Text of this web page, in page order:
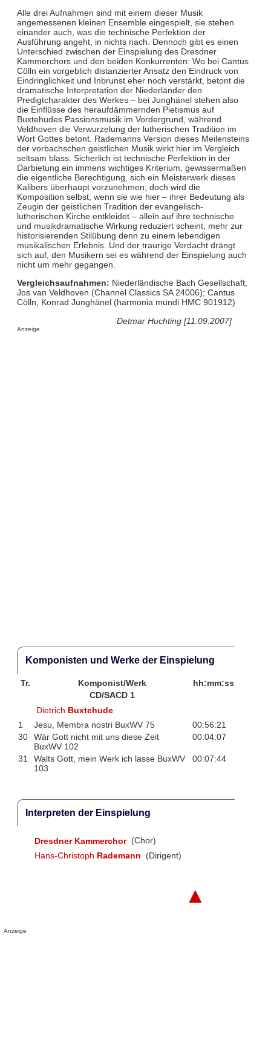
Alle drei Aufnahmen sind mit einem dieser Musik
angemessenen kleinen Ensemble eingespielt, sie stehen
einander auch, was die technische Perfektion der
Ausführung angeht, in nichts nach. Dennoch gibt es einen
Unterschied zwischen der Einspielung des Dresdner
Kammerchors und den beiden Konkurrenten: Wo bei Cantus
Cölln ein vorgeblich distanzierter Ansatz den Eindruck von
Eindringlichkeit und Inbrunst eher noch verstärkt, betont die
dramatische Interpretation der Niederländer den
Predigtcharakter des Werkes – bei Junghänel stehen also
die Einflüsse des heraufdämmernden Pietismus auf
Buxtehudes Passionsmusik im Vordergrund, während
Veldhoven die Verwurzelung der lutherischen Tradition im
Wort Gottes betont. Rademanns Version dieses Meilensteins
der vorbachschen geistlichen Musik wirkt hier im Vergleich
seltsam blass. Sicherlich ist technische Perfektion in der
Darbietung ein immens wichtiges Kriterium, gewissermaßen
die eigentliche Berechtigung, sich ein Meisterwerk dieses
Kalibers überhaupt vorzunehmen; doch wird die
Komposition selbst, wenn sie wie hier – ihrer Bedeutung als
Zeugin der geistlichen Tradition der evangelisch-
lutherischen Kirche entkleidet – allein auf ihre technische
und musikdramatische Wirkung reduziert scheint, mehr zur
historisierenden Stilübung denn zu einem lebendigen
musikalischen Erlebnis. Und der traurige Verdacht drängt
sich auf, den Musikern sei es während der Einspielung auch
nicht um mehr gegangen.
Vergleichsaufnahmen: Niederländische Bach Gesellschaft,
Jos van Veldhoven (Channel Classics SA 24006); Cantus
Cölln, Konrad Junghänel (harmonia mundi HMC 901912)
Detmar Huchting [11.09.2007]
Anzeige
Komponisten und Werke der Einspielung
Tr. Komponist/Werk
hh:mm:ss
CD/SACD 1
Dietrich Buxtehude
1
Jesu, Membra nostri BuxWV 75
00:56:21
30
Wär Gott nicht mit uns diese Zeit
BuxWV 102
00:04:07
31
Walts Gott, mein Werk ich lasse BuxWV
103
00:07:44
Interpreten der Einspielung
Dresdner Kammerchor (Chor)
Hans-Christoph Rademann (Dirigent)
▲
Anzeige